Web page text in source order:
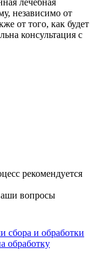
лечебная
независимо от
от того, как будет
консультация с
рекомендуется
вопросы
сбора и обработки
обработку